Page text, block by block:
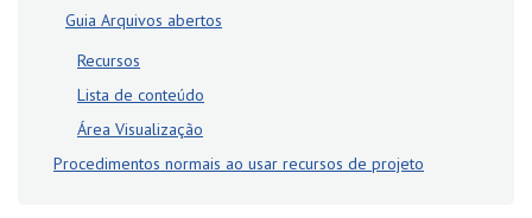
Guia Arquivos abertos
Recursos
Lista de conteúdo
Área Visualização
Procedimentos normais ao usar recursos de projeto